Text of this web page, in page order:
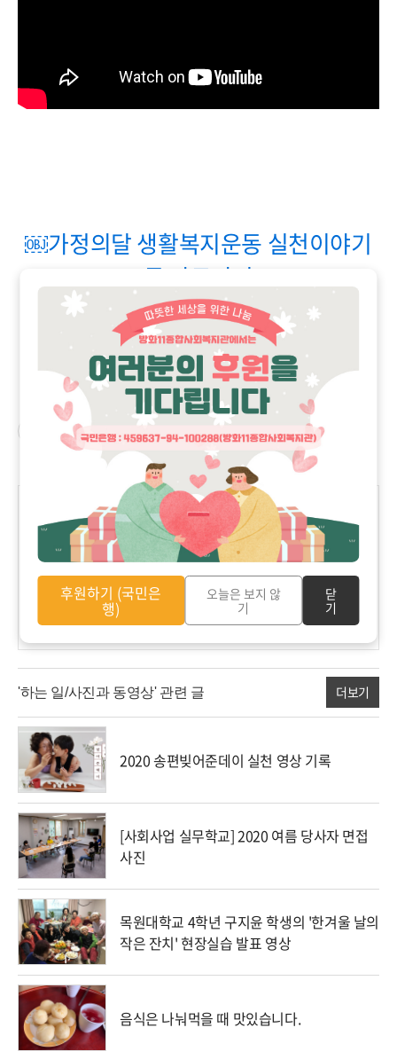
￼가정의달 생활복지운동 실천이야기
글 바로가기
사진과 동영상 ' 카테고리의 다른 글
2020 송편빚어준데이 실천 영상 기록 2020.10.15
[사회사업 실무학교] 2020 여름 당사자 면접 사진 (0) 2020.06.20
목원대학교 4학년 구지윤 학생의 '한겨울 날의 작은 잔치' 현장실
습 발표 영상 (0)
2020.04.26
음식은 나눠먹을 때 맛있습니다. 2020.03.10
'하는 일/사진과 동영상' 관련 글 더보기
2020 송편빚어준데이 실천 영상 기록
[사회사업 실무학교] 2020 여름 당사자 면접
사진
목원대학교 4학년 구지윤 학생의 '한겨울 날의
작은 잔치' 현장실습 발표 영상
음식은 나눠먹을 때 맛있습니다.
후원하기 (국민은
행)
오늘은 보지 않
기
닫
기